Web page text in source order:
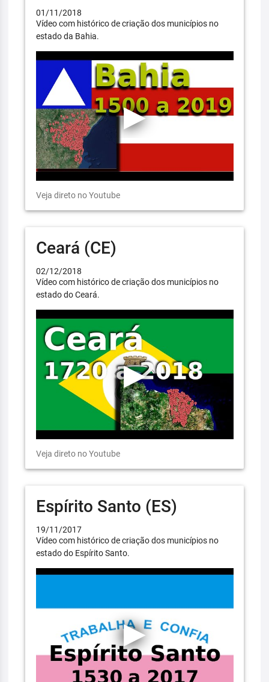
01/11/2018
Vídeo com histórico de criação dos municípios no
estado da Bahia.
Veja direto no Youtube
Ceará (CE)
02/12/2018
Vídeo com histórico de criação dos municípios no
estado do Ceará.
Veja direto no Youtube
Espírito Santo (ES)
19/11/2017
Vídeo com histórico de criação dos municípios no
estado do Espírito Santo.